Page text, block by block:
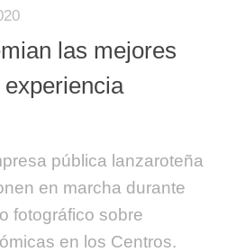
las mejores
pública lanzaroteña
en marcha durante
fotográfico sobre
en los Centros.